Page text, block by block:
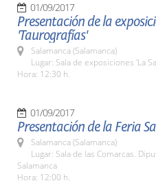
01/09/2017
Presentación de la
'Taurografías'
Salamanca (Salamanca)
Lugar: Sala de exposiciones 'La
Hora: 12:30 h.
01/09/2017
Presentación de la Feria
Salamanca (Salamanca)
Lugar: Sala de las Comarcas.
Salamanca
Hora: 12:00 h.